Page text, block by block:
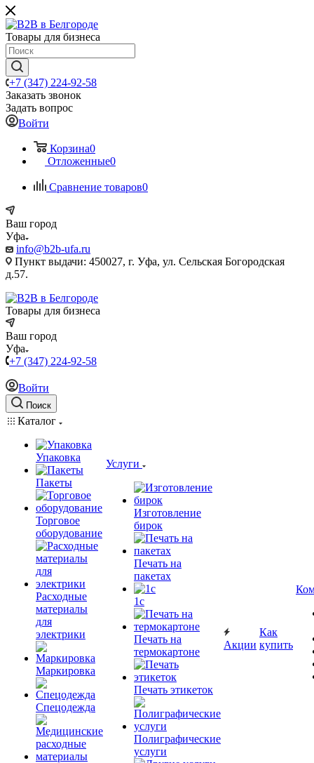
Товары для бизнеса
+7 (347) 224-92-58
Заказать звонок
Задать вопрос
Войти
Корзина0
Отложенные0
Сравнение товаров0
Ваш город
Уфа
info@b2b-ufa.ru
Пункт выдачи: 450027, г. Уфа, ул. Сельская Богородская
д.57.
Товары для бизнеса
Ваш город
Уфа
+7 (347) 224-92-58
Войти
Поиск
Каталог
Упаковка
Пакеты
Торговое
оборудование
Расходные
материалы
для
электрики
Маркировка
Спецодежда
Услуги
Изготовление
бирок
Печать на
пакетах
1c
Печать на
термокартоне
Печать этикеток
Полиграфические
услуги
Акции
Как
купить